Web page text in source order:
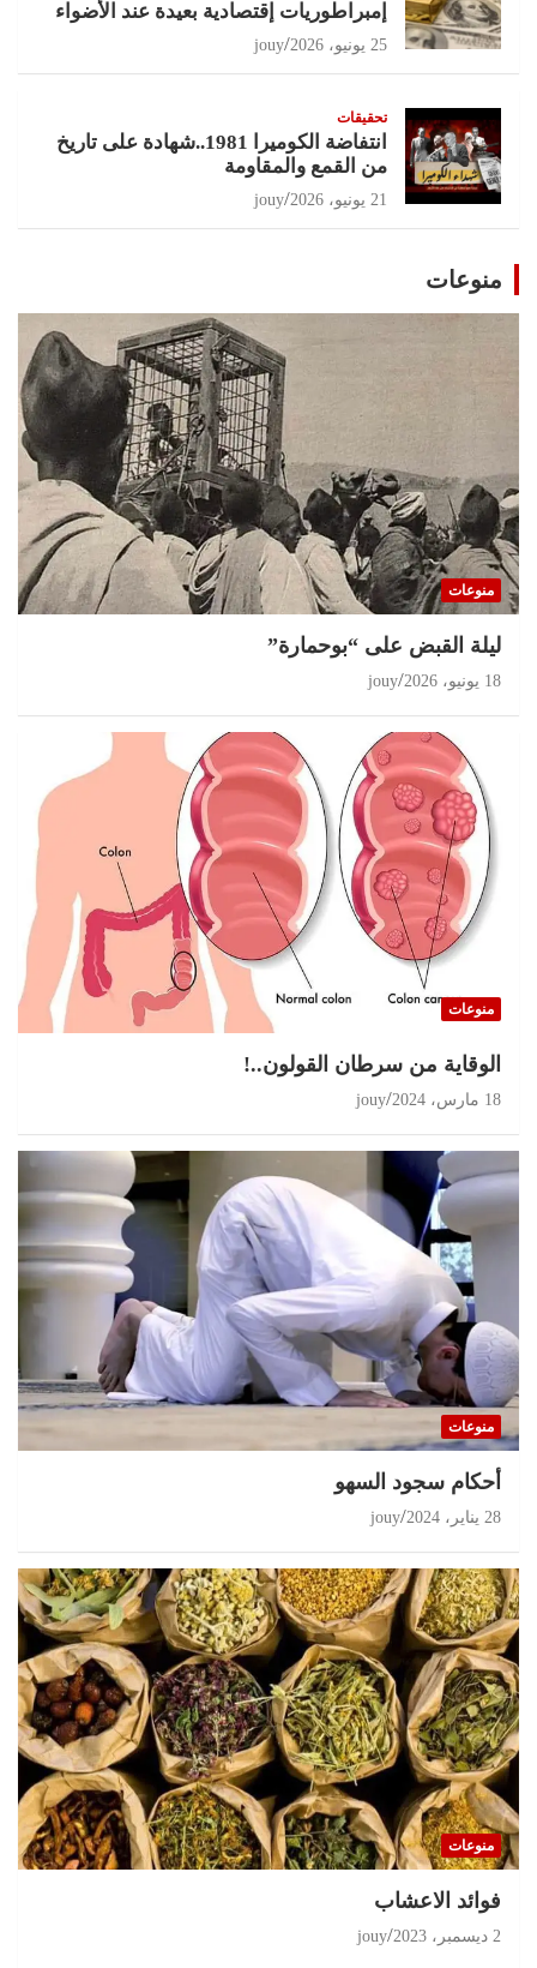
إمبراطوريات إقتصادية بعيدة عند الأضواء
25 يونيو، 2026 jouy
تحقيقات
انتفاضة الكوميرا 1981..شهادة على تاريخ
من القمع والمقاومة
21 يونيو، 2026 jouy
منوعات
منوعات
ليلة القبض على “بوحمارة”
18 يونيو، 2026 jouy
منوعات
الوقاية من سرطان القولون..!
18 مارس، 2024 jouy
منوعات
أحكام سجود السهو
28 يناير، 2024 jouy
منوعات
‏فوائد الاعشاب
2 ديسمبر، 2023 jouy